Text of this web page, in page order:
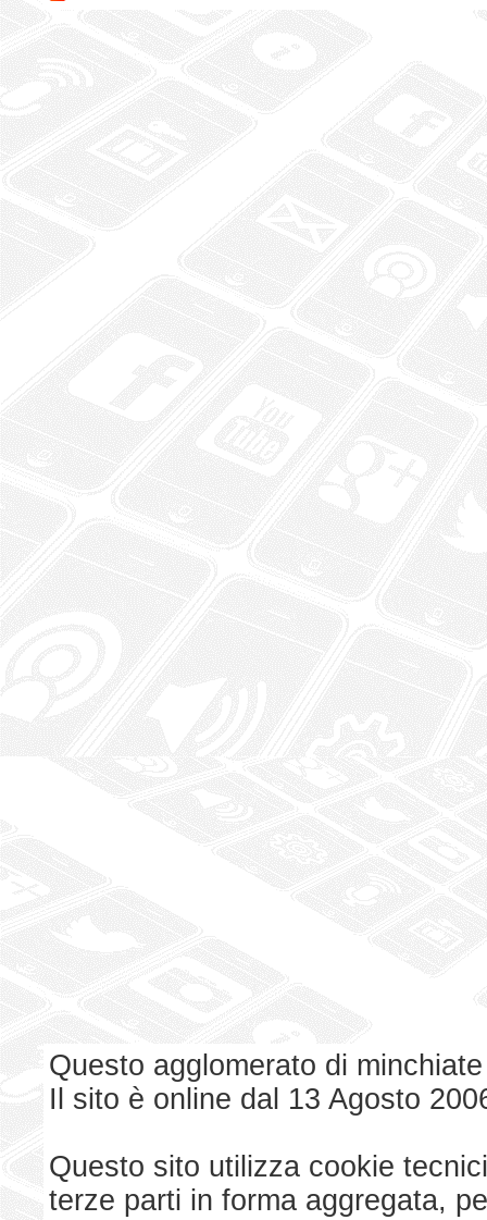
Questo agglomerato di
Il sito è online dal 13 Agosto
Questo sito utilizza cookie
terze parti in forma aggregata,